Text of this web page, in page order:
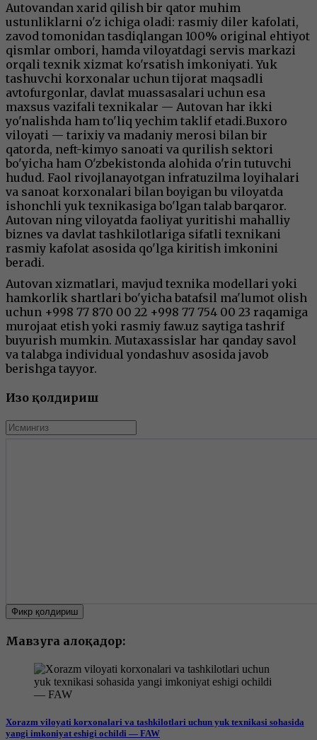
Autovandan xarid qilish bir qator muhim
ustunliklarni o'z ichiga oladi: rasmiy diler kafolati,
zavod tomonidan tasdiqlangan 100% original ehtiyot
qismlar ombori, hamda viloyatdagi servis markazi
orqali texnik xizmat ko'rsatish imkoniyati. Yuk
tashuvchi korxonalar uchun tijorat maqsadli
avtofurgonlar, davlat muassasalari uchun esa
maxsus vazifali texnikalar — Autovan har ikki
yo'nalishda ham to'liq yechim taklif etadi.Buxoro
viloyati — tarixiy va madaniy merosi bilan bir
qatorda, neft-kimyo sanoati va qurilish sektori
bo'yicha ham O'zbekistonda alohida o'rin tutuvchi
hudud. Faol rivojlanayotgan infratuzilma loyihalari
va sanoat korxonalari bilan boyigan bu viloyatda
ishonchli yuk texnikasiga bo'lgan talab barqaror.
Autovan ning viloyatda faoliyat yuritishi mahalliy
biznes va davlat tashkilotlariga sifatli texnikani
rasmiy kafolat asosida qo'lga kiritish imkonini
beradi.
Autovan xizmatlari, mavjud texnika modellari yoki
hamkorlik shartlari bo'yicha batafsil ma'lumot olish
uchun +998 77 870 00 22 +998 77 754 00 23 raqamiga
murojaat etish yoki rasmiy faw.uz saytiga tashrif
buyurish mumkin. Mutaxassislar har qanday savol
va talabga individual yondashuv asosida javob
berishga tayyor.
Изоҳ қолдириш
Фикр қолдириш
Мавзуга алоқадор:
Xorazm viloyati korxonalari va tashkilotlari uchun yuk texnikasi sohasida
yangi imkoniyat eshigi ochildi — FAW